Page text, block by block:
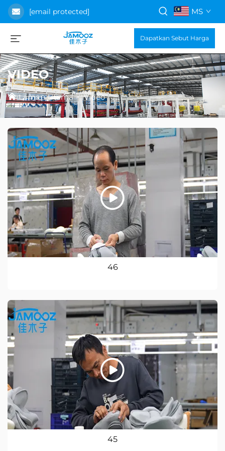
[email protected] MS
Dapatkan Sebut Harga
VIDEO
Laman Utama>Video
46
45